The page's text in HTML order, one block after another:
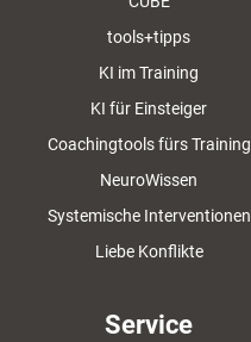
tools+tipps
KI im Training
KI für Einsteiger
Coachingtools fürs Training
NeuroWissen
Systemische Interventionen
Liebe Konflikte
Service